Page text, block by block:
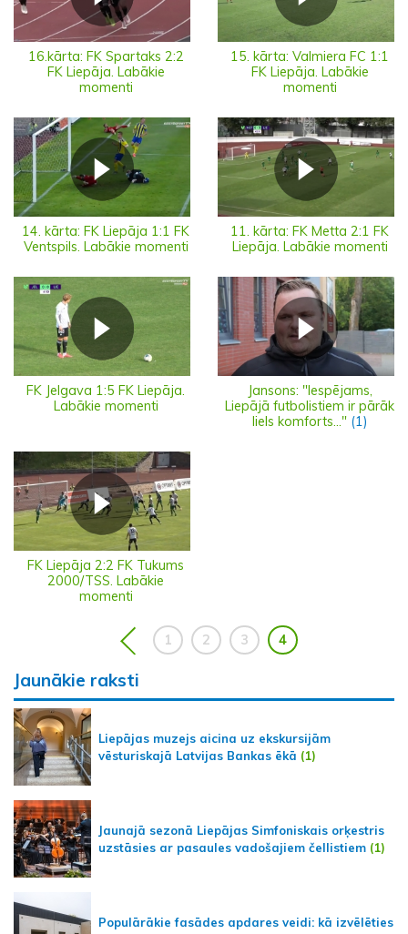
16.kārta: FK Spartaks 2:2
FK Liepāja. Labākie
momenti
15. kārta: Valmiera FC 1:1
FK Liepāja. Labākie
momenti
14. kārta: FK Liepāja 1:1 FK
Ventspils. Labākie momenti
11. kārta: FK Metta 2:1 FK
Liepāja. Labākie momenti
FK Jelgava 1:5 FK Liepāja.
Labākie momenti
Jansons: "Iespējams,
Liepājā futbolistiem ir pārāk
liels komforts..."(1)
FK Liepāja 2:2 FK Tukums
2000/TSS. Labākie
momenti
1 2 3 4
Jaunākie raksti
Liepājas muzejs aicina uz ekskursijām
vēsturiskajā Latvijas Bankas ēkā (1)
Jaunajā sezonā Liepājas Simfoniskais orķestris
uzstāsies ar pasaules vadošajiem čellistiem (1)
Populārākie fasādes apdares veidi: kā izvēlēties